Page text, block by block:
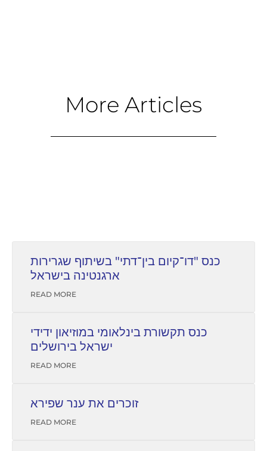
More Articles
כנס "דו־קיום בין־דתי" בשיתוף שגרירות
ארגנטינה בישראל
READ MORE
כנס תקשורת בינלאומי במוזיאון ידידי
ישראל בירושלים
READ MORE
זוכרים את ענר שפירא
READ MORE